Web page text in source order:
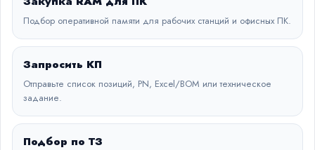
Подбор оперативной памяти для рабочих станций и офисных ПК.
Запросить КП
Отправьте список позиций, PN, Excel/BOM или техническое
задание.
Подбор по ТЗ